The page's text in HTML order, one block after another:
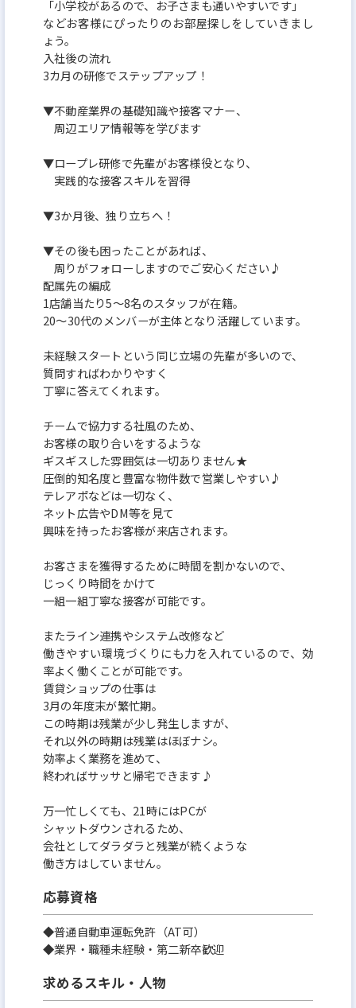
「小学校があるので、お子さまも通いやすいです」
などお客様にぴったりのお部屋探しをしていきまし
ょう。
入社後の流れ
3カ月の研修でステップアップ！
▼不動産業界の基礎知識や接客マナー、
周辺エリア情報等を学びます
▼ロープレ研修で先輩がお客様役となり、
実践的な接客スキルを習得
▼3か月後、独り立ちへ！
▼その後も困ったことがあれば、
周りがフォローしますのでご安心ください♪
配属先の編成
1店舗当たり5～8名のスタッフが在籍。
20～30代のメンバーが主体となり活躍しています。
未経験スタートという同じ立場の先輩が多いので、
質問すればわかりやすく
丁寧に答えてくれます。
チームで協力する社風のため、
お客様の取り合いをするような
ギスギスした雰囲気は一切ありません★
圧倒的知名度と豊富な物件数で営業しやすい♪
テレアポなどは一切なく、
ネット広告やDM等を見て
興味を持ったお客様が来店されます。
お客さまを獲得するために時間を割かないので、
じっくり時間をかけて
一組一組丁寧な接客が可能です。
またライン連携やシステム改修など
働きやすい環境づくりにも力を入れているので、効
率よく働くことが可能です。
賃貸ショップの仕事は
3月の年度末が繁忙期。
この時期は残業が少し発生しますが、
それ以外の時期は残業はほぼナシ。
効率よく業務を進めて、
終わればサッサと帰宅できます♪
万一忙しくても、21時にはPCが
シャットダウンされるため、
会社としてダラダラと残業が続くような
働き方はしていません。
応募資格
◆普通自動車運転免許（AT可）
◆業界・職種未経験・第二新卒歓迎
求めるスキル・人物